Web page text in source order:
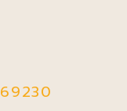
69230